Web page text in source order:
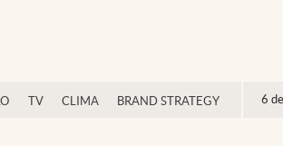
TV CLIMA BRAND STRATEGY 6